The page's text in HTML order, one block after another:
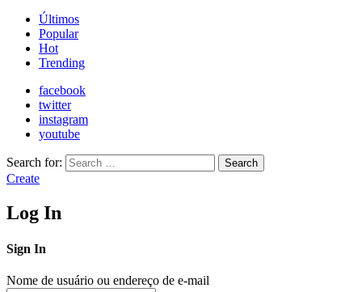
Últimos
Popular
Hot
Trending
facebook
twitter
instagram
youtube
Search for: Search
Create
Log In
Sign In
Nome de usuário ou endereço de e-mail